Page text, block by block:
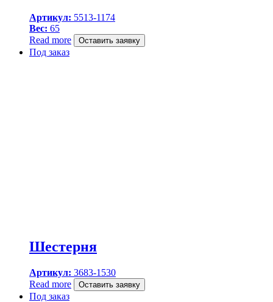
Артикул: 5513-1174
Вес: 65
Read more
Оставить заявку
Под заказ
Шестерня
Артикул: 3683-1530
Read more
Оставить заявку
Под заказ